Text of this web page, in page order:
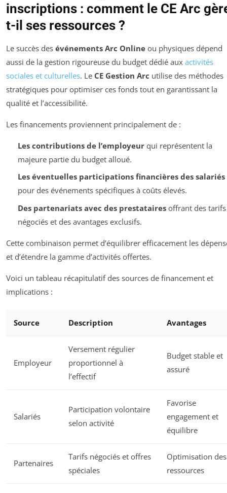
inscriptions : comment le CE Arc
t-il ses ressources ?
Le succès des événements Arc Online ou physiques dépend
aussi de la gestion rigoureuse du budget dédié aux activités
sociales et culturelles. Le CE Gestion Arc utilise des méthodes
stratégiques pour optimiser ces fonds tout en garantissant la
qualité et l’accessibilité.
Les financements proviennent principalement de :
Les contributions de l’employeurqui représentent la
majeure partie du budget alloué.
Les éventuelles participations financières des salariés
pour des événements spécifiques à coûts élevés.
Des partenariats avec des prestatairesoffrant des tarifs
négociés et des avantages exclusifs.
Cette combinaison permet d’équilibrer efficacement les
et d’étendre la gamme d’activités offertes.
Voici un tableau récapitulatif des sources de financement et
implications :
Source Description Avantages
Employeur
Versement régulier
proportionnel à
l’effectif
Budget stable et
assuré
Salariés
Participation volontaire
selon activité
Favorise
engagement et
équilibre
Partenaires
Tarifs négociés et offres
spéciales
Optimisation des
ressources